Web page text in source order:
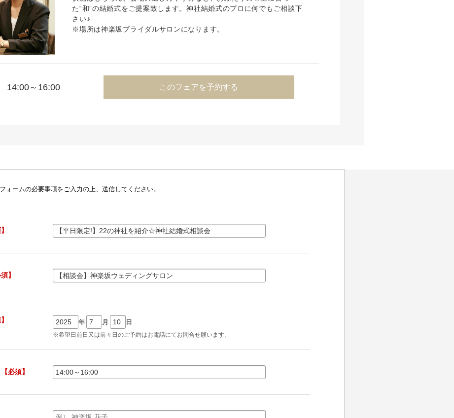
た“和”の結婚式をご提案致します。神社結婚式のプロに何でもご相談下
さい♪
※場所は神楽坂ブライダルサロンになります。
14:00～16:00 このフェアを予約する